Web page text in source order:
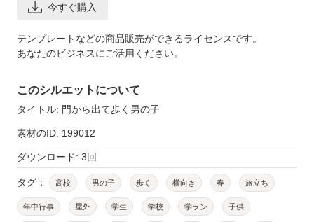
今すぐ購入
テンプレートなどの商品販売ができるライセンスです。
あなたのビジネスにご活用ください。
このシルエットについて
タイトル: 門から出て歩く男の子
素材のID: 199012
ダウンロード: 3回
タグ： 高校 男の子 歩く 横向き 春 旅立ち
年中行事 屋外 学生 学校 学ラン 子供